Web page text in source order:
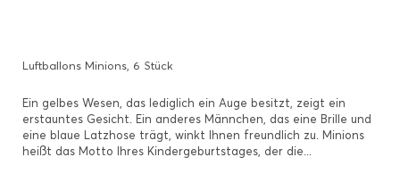
Luftballons Minions, 6 Stück
Ein gelbes Wesen, das lediglich ein Auge besitzt, zeigt ein
erstauntes Gesicht. Ein anderes Männchen, das eine Brille und
eine blaue Latzhose trägt, winkt Ihnen freundlich zu. Minions
heißt das Motto Ihres Kindergeburtstages, der die...